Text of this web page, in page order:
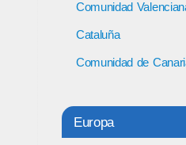
Comunidad
Cataluña
Comunidad de
Europa